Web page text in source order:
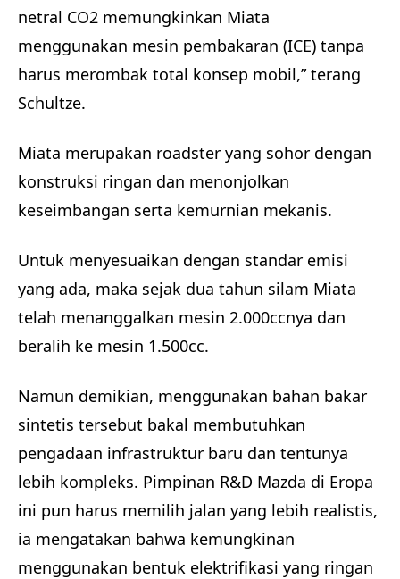
netral CO2 memungkinkan Miata
menggunakan mesin pembakaran (ICE) tanpa
harus merombak total konsep mobil,” terang
Schultze.
Miata merupakan roadster yang sohor dengan
konstruksi ringan dan menonjolkan
keseimbangan serta kemurnian mekanis.
Untuk menyesuaikan dengan standar emisi
yang ada, maka sejak dua tahun silam Miata
telah menanggalkan mesin 2.000ccnya dan
beralih ke mesin 1.500cc.
Namun demikian, menggunakan bahan bakar
sintetis tersebut bakal membutuhkan
pengadaan infrastruktur baru dan tentunya
lebih kompleks. Pimpinan R&D Mazda di Eropa
ini pun harus memilih jalan yang lebih realistis,
ia mengatakan bahwa kemungkinan
menggunakan bentuk elektrifikasi yang ringan